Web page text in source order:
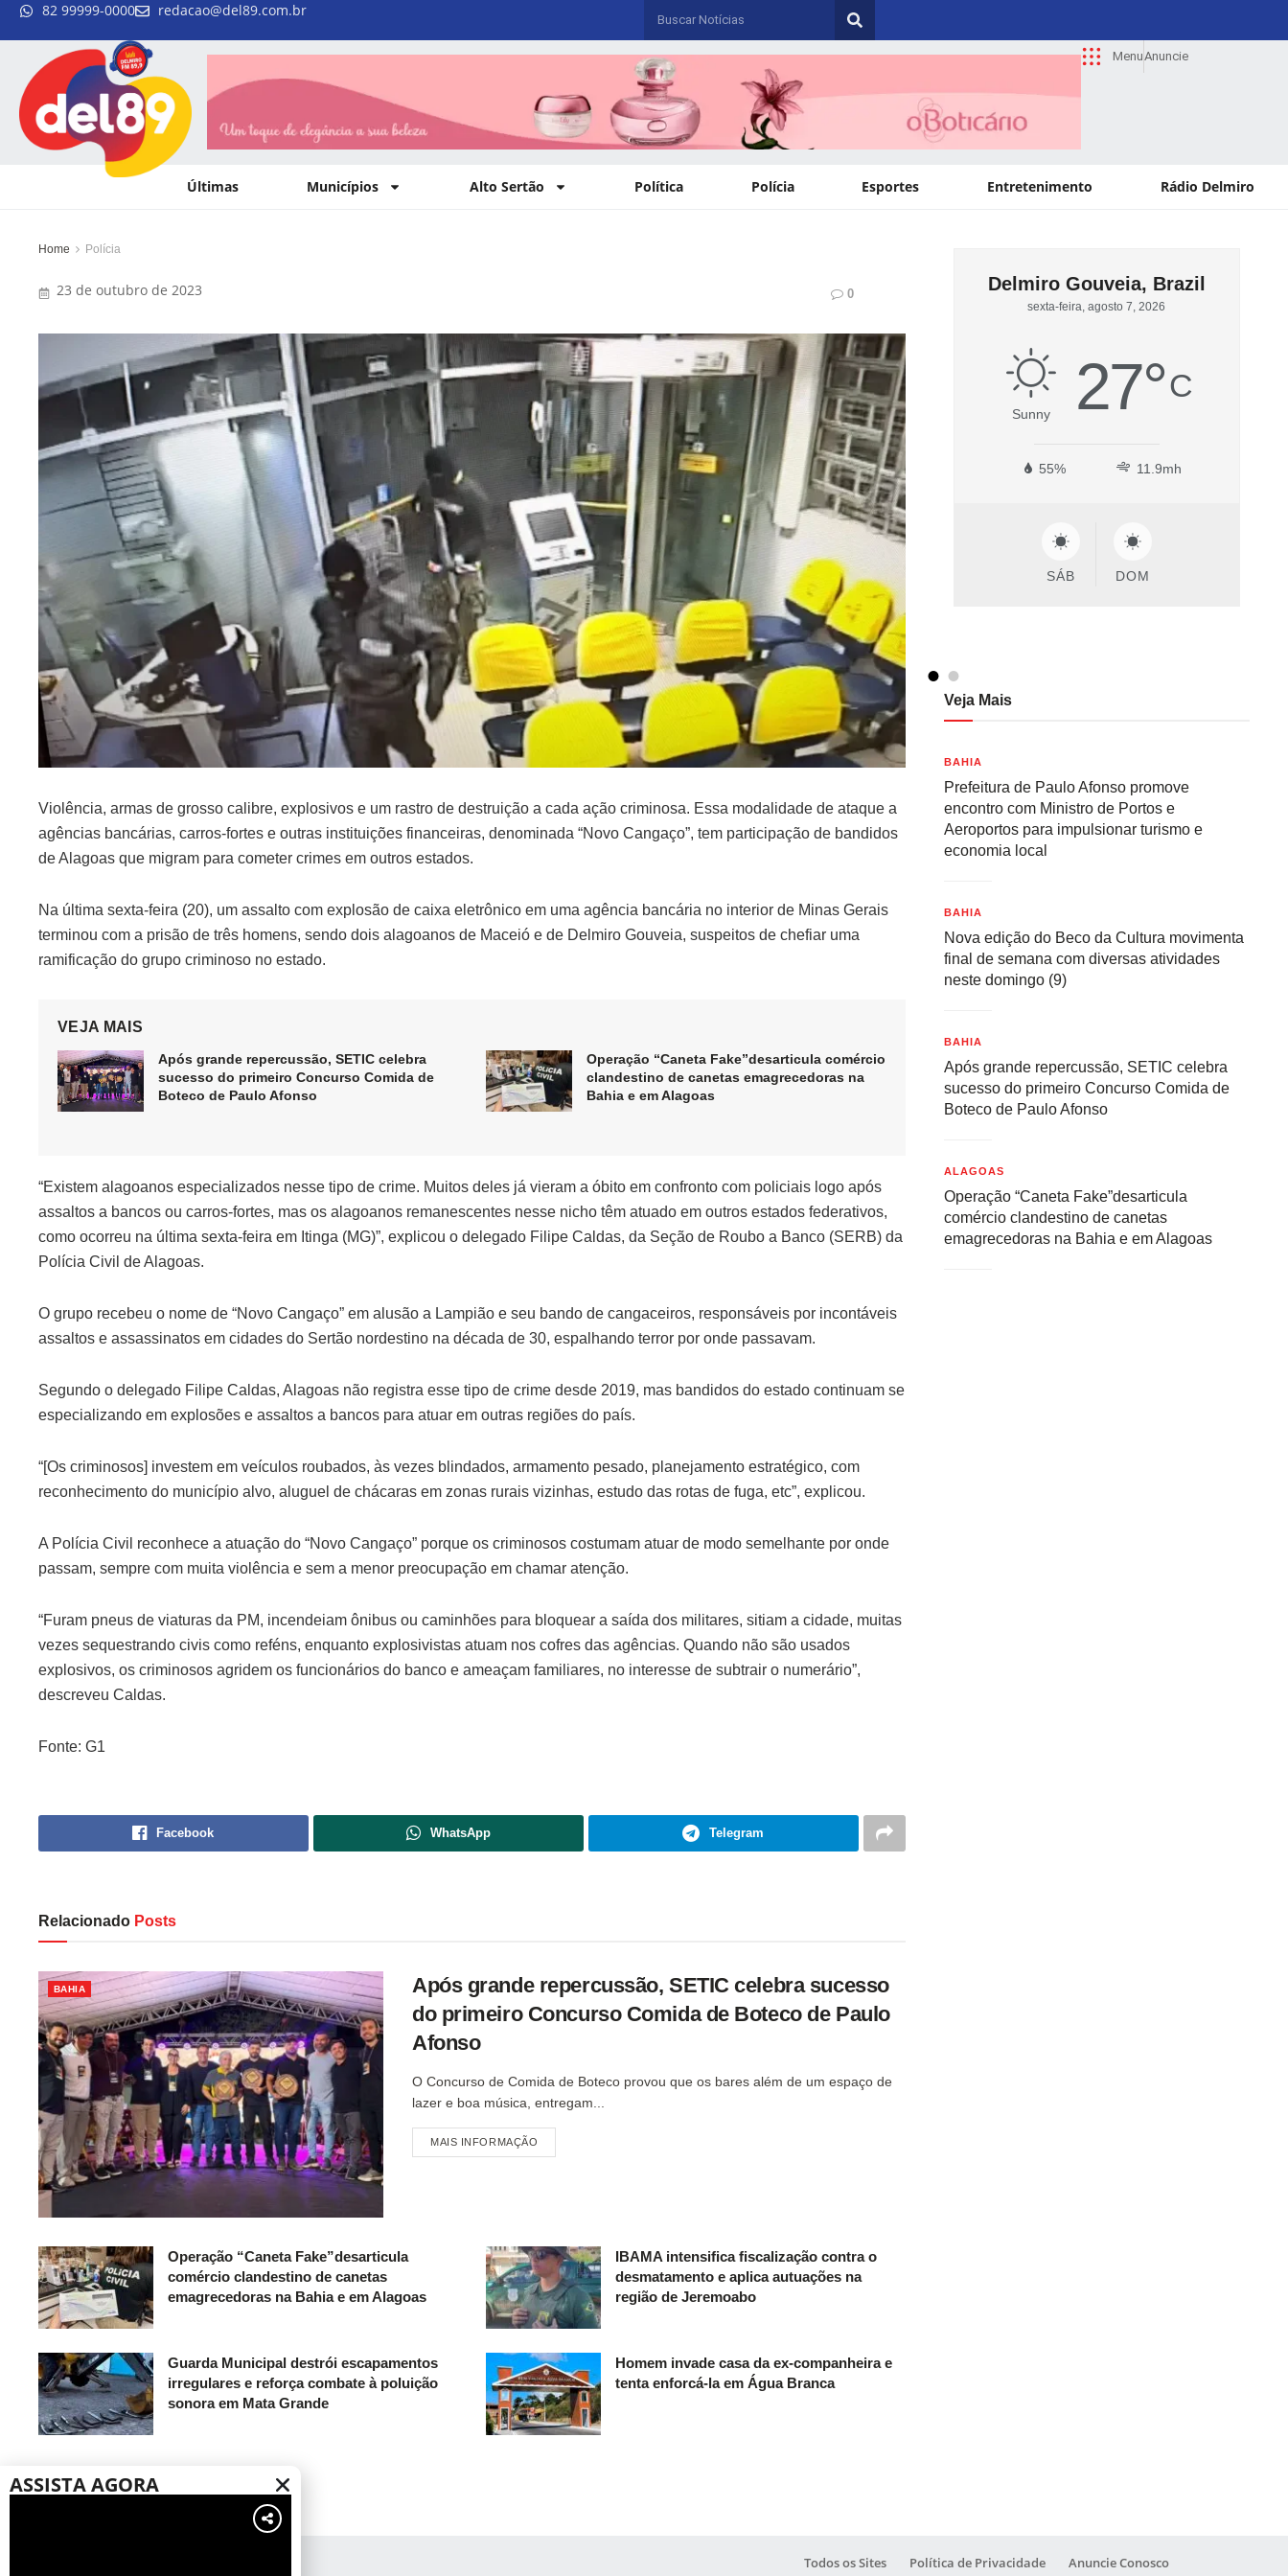
82 99999-0000 redacao@del89.com.br
MenuAnuncie
Últimas Municípios Alto Sertão Política Polícia Esportes Entretenimento Rádio Delmiro
Home Polícia
23 de outubro de 2023 0
Violência, armas de grosso calibre, explosivos e um rastro de destruição a cada ação criminosa. Essa modalidade de ataque a
agências bancárias, carros-fortes e outras instituições financeiras, denominada “Novo Cangaço”, tem participação de bandidos
de Alagoas que migram para cometer crimes em outros estados.
Na última sexta-feira (20), um assalto com explosão de caixa eletrônico em uma agência bancária no interior de Minas Gerais
terminou com a prisão de três homens, sendo dois alagoanos de Maceió e de Delmiro Gouveia, suspeitos de chefiar uma
ramificação do grupo criminoso no estado.
VEJA MAIS
Após grande repercussão, SETIC celebra
sucesso do primeiro Concurso Comida de
Boteco de Paulo Afonso
Operação “Caneta Fake”desarticula comércio
clandestino de canetas emagrecedoras na
Bahia e em Alagoas
“Existem alagoanos especializados nesse tipo de crime. Muitos deles já vieram a óbito em confronto com policiais logo após
assaltos a bancos ou carros-fortes, mas os alagoanos remanescentes nesse nicho têm atuado em outros estados federativos,
como ocorreu na última sexta-feira em Itinga (MG)”, explicou o delegado Filipe Caldas, da Seção de Roubo a Banco (SERB) da
Polícia Civil de Alagoas.
O grupo recebeu o nome de “Novo Cangaço” em alusão a Lampião e seu bando de cangaceiros, responsáveis por incontáveis
assaltos e assassinatos em cidades do Sertão nordestino na década de 30, espalhando terror por onde passavam.
Segundo o delegado Filipe Caldas, Alagoas não registra esse tipo de crime desde 2019, mas bandidos do estado continuam se
especializando em explosões e assaltos a bancos para atuar em outras regiões do país.
“[Os criminosos] investem em veículos roubados, às vezes blindados, armamento pesado, planejamento estratégico, com
reconhecimento do município alvo, aluguel de chácaras em zonas rurais vizinhas, estudo das rotas de fuga, etc”, explicou.
A Polícia Civil reconhece a atuação do “Novo Cangaço” porque os criminosos costumam atuar de modo semelhante por onde
passam, sempre com muita violência e sem a menor preocupação em chamar atenção.
“Furam pneus de viaturas da PM, incendeiam ônibus ou caminhões para bloquear a saída dos militares, sitiam a cidade, muitas
vezes sequestrando civis como reféns, enquanto explosivistas atuam nos cofres das agências. Quando não são usados
explosivos, os criminosos agridem os funcionários do banco e ameaçam familiares, no interesse de subtrair o numerário”,
descreveu Caldas.
Fonte: G1
Facebook WhatsApp Telegram
Relacionado Posts
BAHIA
Após grande repercussão, SETIC celebra sucesso
do primeiro Concurso Comida de Boteco de Paulo
Afonso
O Concurso de Comida de Boteco provou que os bares além de um espaço de
lazer e boa música, entregam...
MAIS INFORMAÇÃO
Operação “Caneta Fake”desarticula
comércio clandestino de canetas
emagrecedoras na Bahia e em Alagoas
IBAMA intensifica fiscalização contra o
desmatamento e aplica autuações na
região de Jeremoabo
Guarda Municipal destrói escapamentos
irregulares e reforça combate à poluição
sonora em Mata Grande
Homem invade casa da ex-companheira e
tenta enforcá-la em Água Branca
Sunny 29°C
46% 13mh
SÁB
Delmiro Gouveia, Brazil
Sunny °C
55% 11.9mh
Paulo
Veja Mais
BAHIA
Prefeitura de Paulo Afonso promove
encontro com Ministro de Portos e
Aeroportos para impulsionar turismo e
economia local
BAHIA
Nova edição do Beco da Cultura movimenta
final de semana com diversas atividades
neste domingo (9)
BAHIA
Após grande repercussão, SETIC celebra
sucesso do primeiro Concurso Comida de
Boteco de Paulo Afonso
ALAGOAS
Operação “Caneta Fake”desarticula
comércio clandestino de canetas
emagrecedoras na Bahia e em Alagoas
Todos os Sites Política de Privacidade Anuncie Conosco
ASSISTA AGORA